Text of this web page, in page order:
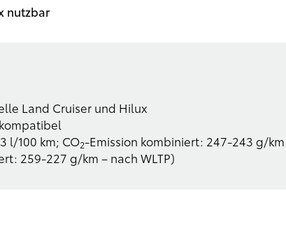
nutzbar
Land Cruiser und Hilux
l/100 km; CO2-Emission kombiniert: 247-243 g/
259-227 g/km – nach WLTP)